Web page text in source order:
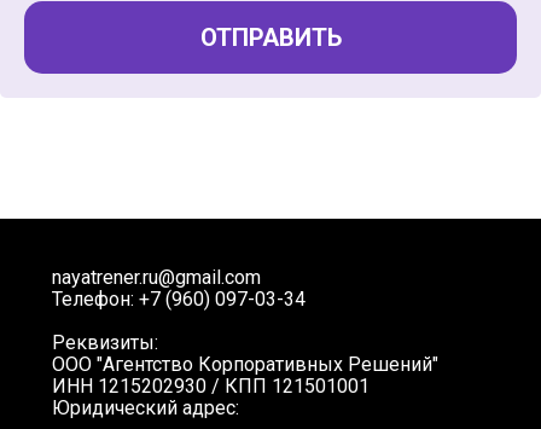
ОТПРАВИТЬ
nayatrener.ru@gmail.com
Телефон: +7 (960) 097-03-34
Реквизиты:
ООО "Агентство Корпоративных Решений"
ИНН 1215202930 / КПП 121501001
Юридический адрес: